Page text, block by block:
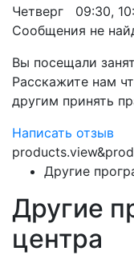
Четверг 09:30,
Сообщения не
Вы посещали
Расскажите нам
другим принять
Написать отзыв
Другие
Другие
центра